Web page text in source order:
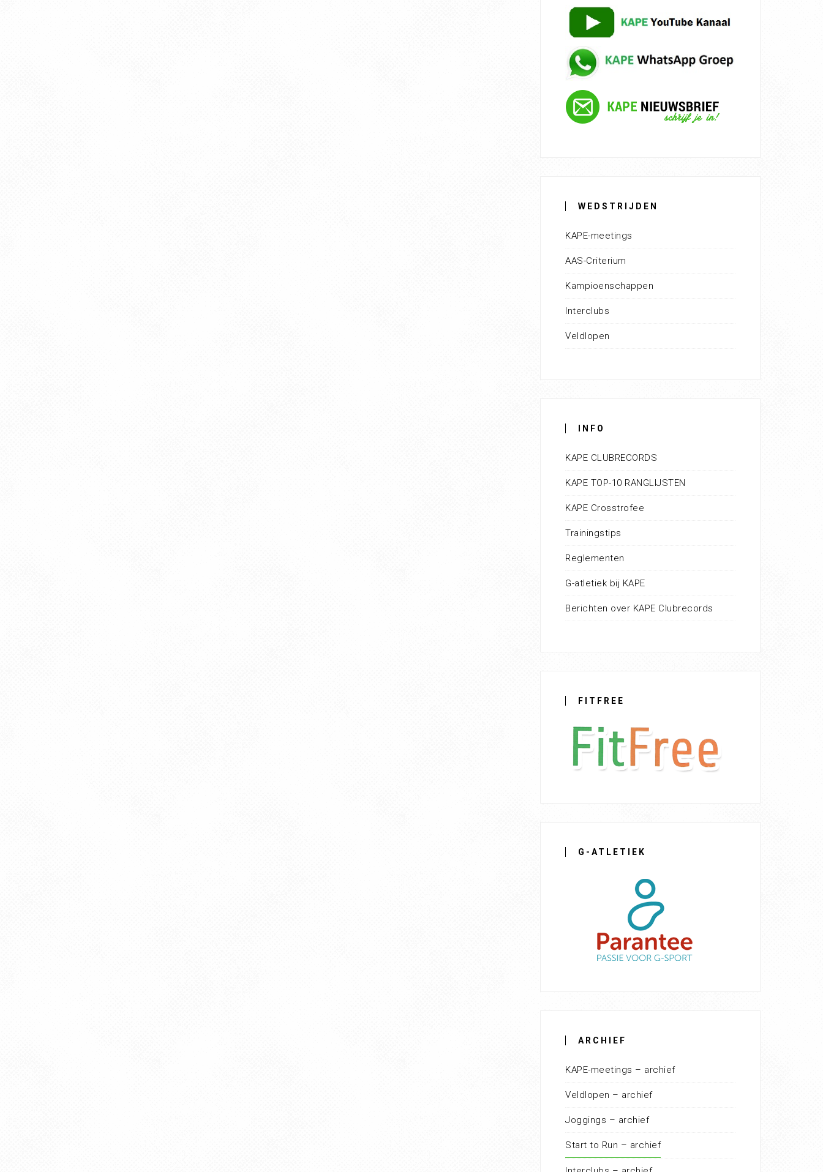
WEDSTRIJDEN
KAPE-meetings
AAS-Criterium
Kampioenschappen
Interclubs
Veldlopen
INFO
KAPE CLUBRECORDS
KAPE TOP-10 RANGLIJSTEN
KAPE Crosstrofee
Trainingstips
Reglementen
G-atletiek bij KAPE
Berichten over KAPE Clubrecords
FITFREE
G-ATLETIEK
ARCHIEF
KAPE-meetings – archief
Veldlopen – archief
Joggings – archief
Start to Run – archief